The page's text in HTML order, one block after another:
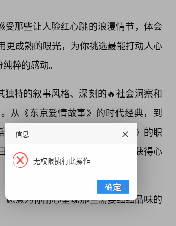
那些让人脸红心跳的浪漫情节，体会
更成熟的眼光，为你挑选最能打动人心
粹的感动。
特的叙事风格、深刻的🔥社会洞察和
从《东京爱情故事》的时代经典，到
》的自我探索，到🌸《半泽直树》的职
剧，让你在品味生活百态的也能获得心
愿意为你耐心呈现那些需要细细品味的
信息
无权限执行此操作
确定